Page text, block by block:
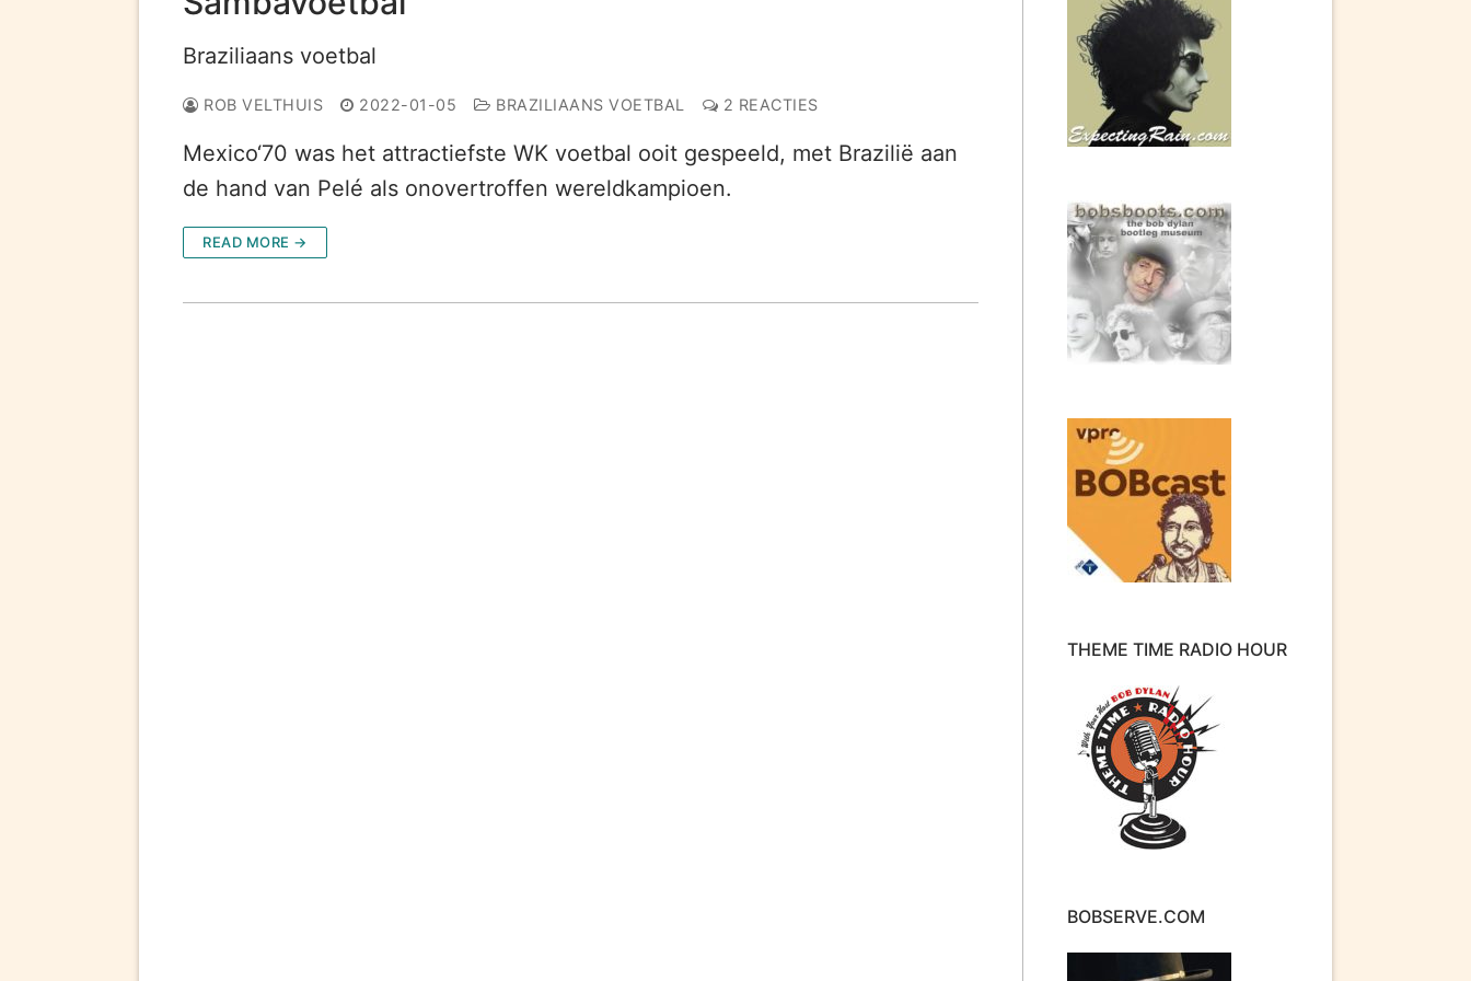
Braziliaans voetbal
ROB VELTHUIS 2022-01-05 BRAZILIAANS VOETBAL 2 REACTIES
Mexico‘70 was het attractiefste WK voetbal ooit gespeeld, met Brazilië aan
de hand van Pelé als onovertroffen wereldkampioen.
READ MORE →
THEME TIME RADIO HOUR
BOBSERVE.COM